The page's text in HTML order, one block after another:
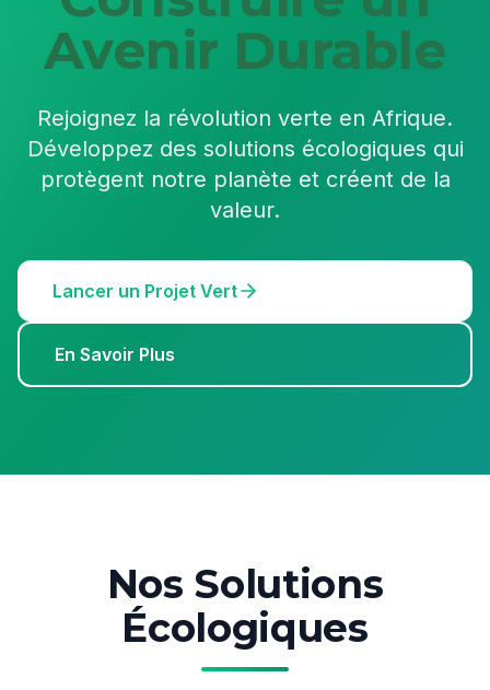
Avenir Durable
Rejoignez la révolution verte en Afrique.
Développez des solutions écologiques qui
protègent notre planète et créent de la
valeur.
Lancer un Projet Vert
En Savoir Plus
Nos Solutions
Écologiques